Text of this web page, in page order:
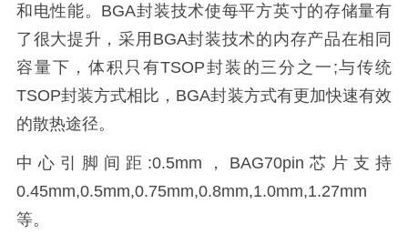
和电性能。BGA封装技术使每平方英寸的存储量有
了很大提升，采用BGA封装技术的内存产品在相同
容量下，体积只有TSOP封装的三分之一;与传统
TSOP封装方式相比，BGA封装方式有更加快速有效
的散热途径。
中心引脚间距:0.5mm，BAG70pin芯片支持
0.45mm,0.5mm,0.75mm,0.8mm,1.0mm,1.27mm
等。